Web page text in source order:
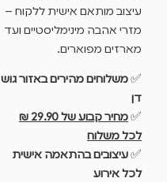
עיצוב מותאם אישית ללקוח –
מזרי אהבה מינימליסטיים ועד
מארזים מפוארים.
✅משלוחים מהירים באזור גוש
דן
✅
מחיר קבוע של 29.90 ₪
לכל משלוח
✅עיצובים בהתאמה אישית
לכל אירוע